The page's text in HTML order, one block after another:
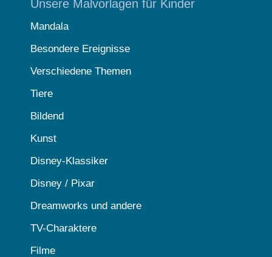
Unsere Malvorlagen für Kinder
Mandala
Besondere Ereignisse
Verschiedene Themen
Tiere
Bildend
Kunst
Disney-Klassiker
Disney / Pixar
Dreamworks und andere
TV-Charaktere
Filme